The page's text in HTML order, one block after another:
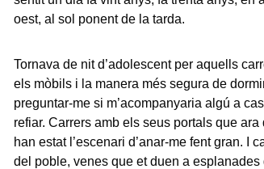
oest, al sol ponent de la tarda.
Tornava de nit d’adolescent per aquells
els mòbils i la manera més segura de
preguntar-me si m’acompanyaria algú a
refiar. Carrers amb els seus portals que
han estat l’escenari d’anar-me fent gran. I
del poble, venes que et duen a esplanades